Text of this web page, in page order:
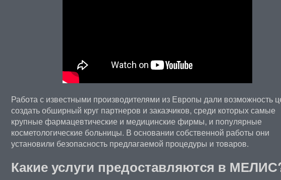
Работа с известными производителями из Европы дали возможность
создать обширный круг партнеров и заказчиков, среди которых самые
крупные фармацевтические и медицинские фирмы, и популярные
косметологические больницы. В основании собственной работы они
установили безопасность предлагаемой процедуры и товаров.
Какие услуги предоставляются в